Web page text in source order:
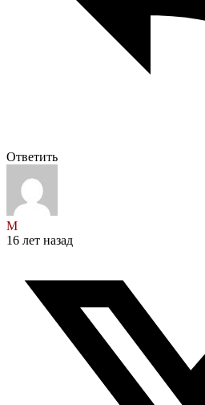
Ответить
М
16 лет назад